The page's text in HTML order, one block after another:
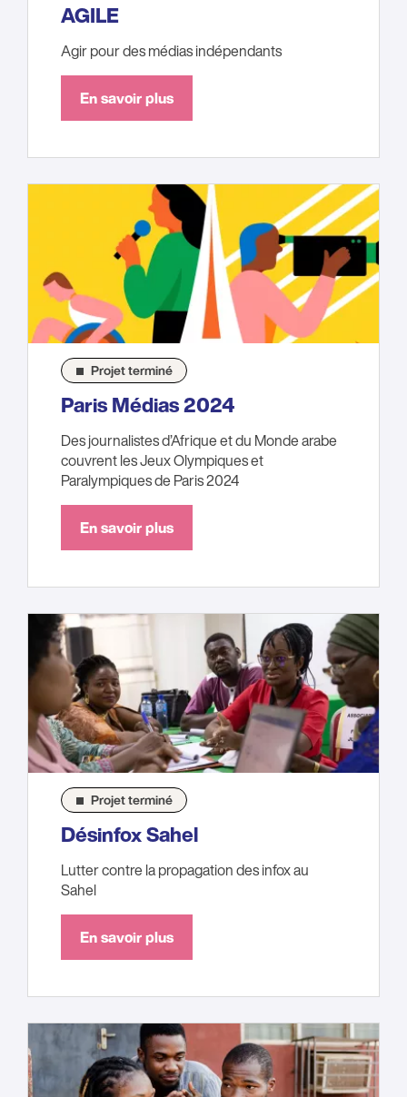
AGILE
Agir pour des médias indépendants
En savoir plus
Projet terminé
Paris Médias 2024
Des journalistes d’Afrique et du Monde arabe
couvrent les Jeux Olympiques et
Paralympiques de Paris 2024
En savoir plus
Projet terminé
Désinfox Sahel
Lutter contre la propagation des infox au
Sahel
En savoir plus